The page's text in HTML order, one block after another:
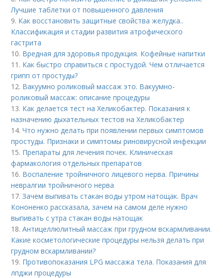
Лучшие таблетки от повышенного давления
9. Как восстановить защитные свойства желудка..
Классификация и стадии развития атрофического
гастрита
10. Вредная для здоровья продукция. Кофейные напитки
11. Как быстро справиться с простудой. Чем отличается
грипп от простуды?
12. Вакуумно роликовый массаж это. Вакуумно-
роликовый массаж: описание процедуры
13. Как делается тест на Хеликобактер. Показания к
назначению дыхательных тестов на Хеликобактер
14.Что нужно делать при появлении первых симптомов
простуды. Признаки и симптомы риновирусной инфекции
15. Препараты для лечения почек. Клиническая
фармакология отдельных препаратов
16. Воспаление тройничного лицевого нерва. Причины
невралгии тройничного нерва
17.Зачем выпивать стакан воды утром натощак. Врач
Кононенко рассказала, зачем на самом деле нужно
выпивать с утра стакан воды натощак
18.Антицеллюлитный массаж при грудном вскармливании.
Какие косметологические процедуры нельзя делать при
грудном вскармливании?
19. Противопоказания LPG массажа тела. Показания для
лпджи процедуры